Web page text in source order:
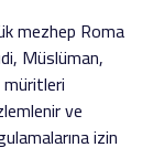
mezhep Roma
Müslüman,
müritleri
ve
izin